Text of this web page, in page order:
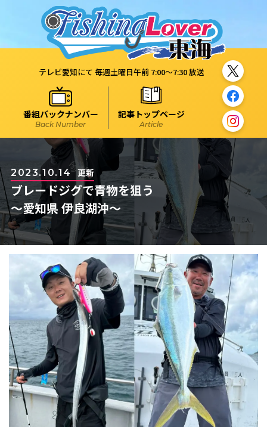
テレビ愛知にて 毎週土曜日午前 7:00～7:30 放送
番組バックナンバー
Back Number
記事トップページ
Article
2023.10.14 更新
ブレードジグで青物を狙う
～愛知県 伊良湖沖～